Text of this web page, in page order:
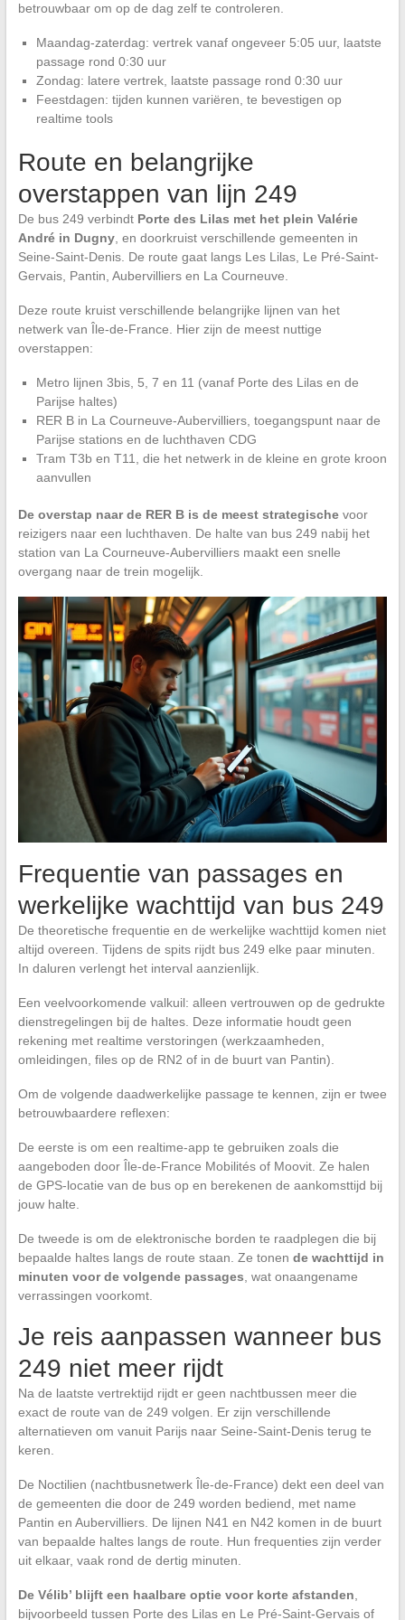
betrouwbaar om op de dag zelf te controleren.
Maandag-zaterdag: vertrek vanaf ongeveer 5:05 uur, laatste
passage rond 0:30 uur
Zondag: latere vertrek, laatste passage rond 0:30 uur
Feestdagen: tijden kunnen variëren, te bevestigen op
realtime tools
Route en belangrijke
overstappen van lijn 249
De bus 249 verbindt Porte des Lilas met het plein Valérie
André in Dugny, en doorkruist verschillende gemeenten in
Seine-Saint-Denis. De route gaat langs Les Lilas, Le Pré-Saint-
Gervais, Pantin, Aubervilliers en La Courneuve.
Deze route kruist verschillende belangrijke lijnen van het
netwerk van Île-de-France. Hier zijn de meest nuttige
overstappen:
Metro lijnen 3bis, 5, 7 en 11 (vanaf Porte des Lilas en de
Parijse haltes)
RER B in La Courneuve-Aubervilliers, toegangspunt naar de
Parijse stations en de luchthaven CDG
Tram T3b en T11, die het netwerk in de kleine en grote kroon
aanvullen
De overstap naar de RER B is de meest strategischevoor
reizigers naar een luchthaven. De halte van bus 249 nabij het
station van La Courneuve-Aubervilliers maakt een snelle
overgang naar de trein mogelijk.
Frequentie van passages en
werkelijke wachttijd van bus 249
De theoretische frequentie en de werkelijke wachttijd komen niet
altijd overeen. Tijdens de spits rijdt bus 249 elke paar minuten.
In daluren verlengt het interval aanzienlijk.
Een veelvoorkomende valkuil: alleen vertrouwen op de gedrukte
dienstregelingen bij de haltes. Deze informatie houdt geen
rekening met realtime verstoringen (werkzaamheden,
omleidingen, files op de RN2 of in de buurt van Pantin).
Om de volgende daadwerkelijke passage te kennen, zijn er twee
betrouwbaardere reflexen:
De eerste is om een realtime-app te gebruiken zoals die
aangeboden door Île-de-France Mobilités of Moovit. Ze halen
de GPS-locatie van de bus op en berekenen de aankomsttijd bij
jouw halte.
De tweede is om de elektronische borden te raadplegen die bij
bepaalde haltes langs de route staan. Ze tonen de wachttijd in
minuten voor de volgende passages, wat onaangename
verrassingen voorkomt.
Je reis aanpassen wanneer bus
249 niet meer rijdt
Na de laatste vertrektijd rijdt er geen nachtbussen meer die
exact de route van de 249 volgen. Er zijn verschillende
alternatieven om vanuit Parijs naar Seine-Saint-Denis terug te
keren.
De Noctilien (nachtbusnetwerk Île-de-France) dekt een deel van
de gemeenten die door de 249 worden bediend, met name
Pantin en Aubervilliers. De lijnen N41 en N42 komen in de buurt
van bepaalde haltes langs de route. Hun frequenties zijn verder
uit elkaar, vaak rond de dertig minuten.
De Vélib’ blijft een haalbare optie voor korte afstanden,
bijvoorbeeld tussen Porte des Lilas en Le Pré-Saint-Gervais of